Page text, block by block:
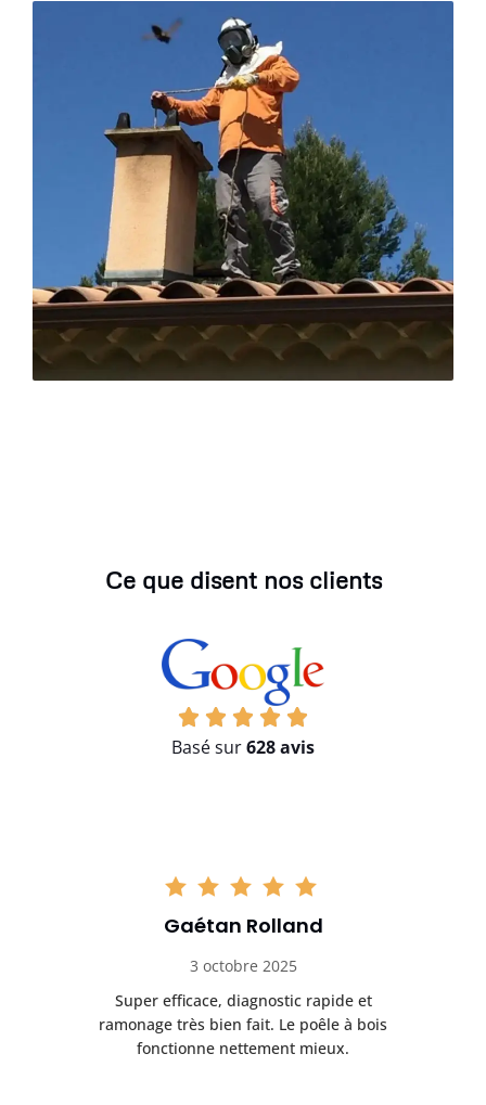
Ce que disent nos clients
Basé sur628 avis
Gaétan Rolland
3 octobre 2025
Super efficace, diagnostic rapide et
ramonage très bien fait. Le poêle à bois
fonctionne nettement mieux.